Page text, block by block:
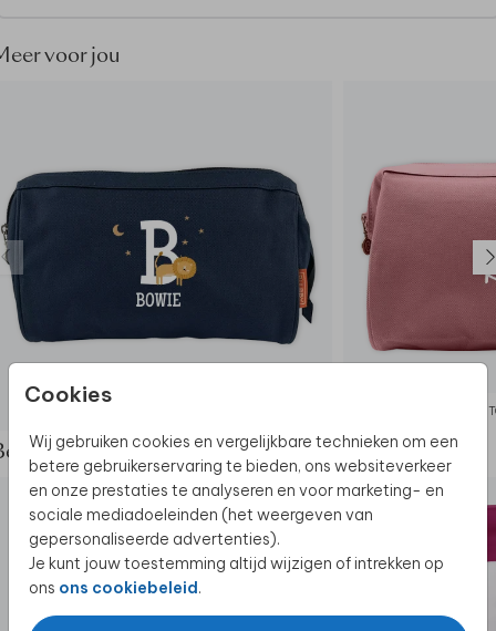
Cookies
Wij gebruiken cookies en vergelijkbare technieken om een
betere gebruikerservaring te bieden, ons websiteverkeer
en onze prestaties te analyseren en voor marketing- en
sociale mediadoeleinden (het weergeven van
gepersonaliseerde advertenties).
Je kunt jouw toestemming altijd wijzigen of intrekken op
ons ons cookiebeleid.
geschikt voor de wasmachine
voor jou
de complete set